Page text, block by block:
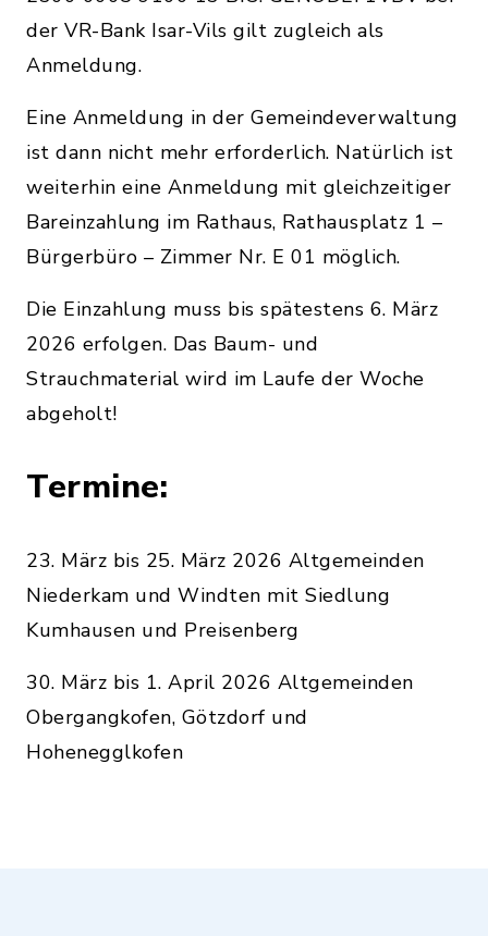
der VR-Bank Isar-Vils gilt zugleich als
Anmeldung.
Eine Anmeldung in der Gemeindeverwaltung
ist dann nicht mehr erforderlich. Natürlich ist
weiterhin eine Anmeldung mit gleichzeitiger
Bareinzahlung im Rathaus, Rathausplatz 1 –
Bürgerbüro – Zimmer Nr. E 01 möglich.
Die Einzahlung muss bis spätestens 6. März
2026 erfolgen. Das Baum- und
Strauchmaterial wird im Laufe der Woche
abgeholt!
Termine:
23. März bis 25. März 2026 Altgemeinden
Niederkam und Windten mit Siedlung
Kumhausen und Preisenberg
30. März bis 1. April 2026 Altgemeinden
Obergangkofen, Götzdorf und
Hohenegglkofen